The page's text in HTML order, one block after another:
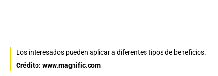
Los interesados pueden aplicar a diferentes tipos de beneficios.
Crédito: www.magnific.com